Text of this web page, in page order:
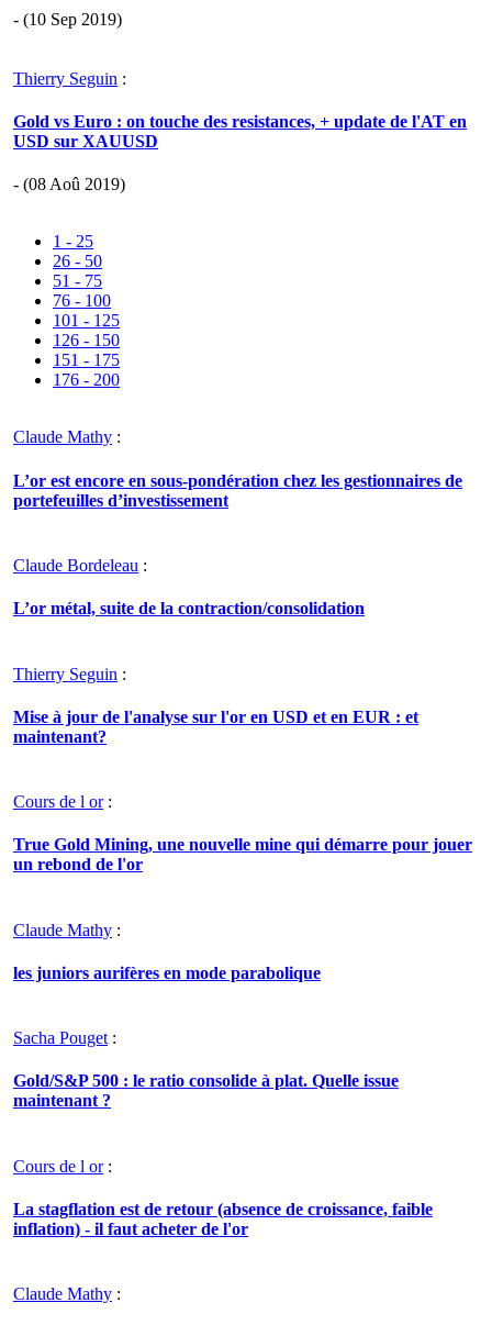
- (10 Sep 2019)
Thierry Seguin :
Gold vs Euro : on touche des resistances, + update de l'AT en
USD sur XAUUSD
- (08 Aoû 2019)
1 - 25
26 - 50
51 - 75
76 - 100
101 - 125
126 - 150
151 - 175
176 - 200
Claude Mathy :
L’or est encore en sous-pondération chez les gestionnaires de
portefeuilles d’investissement
Claude Bordeleau :
L’or métal, suite de la contraction/consolidation
Thierry Seguin :
Mise à jour de l'analyse sur l'or en USD et en EUR : et
maintenant?
Cours de l or:
True Gold Mining, une nouvelle mine qui démarre pour jouer
un rebond de l'or
Claude Mathy :
les juniors aurifères en mode parabolique
Sacha Pouget :
Gold/S&P 500 : le ratio consolide à plat. Quelle issue
maintenant ?
Cours de l or:
La stagflation est de retour (absence de croissance, faible
inflation) - il faut acheter de l'or
Claude Mathy :